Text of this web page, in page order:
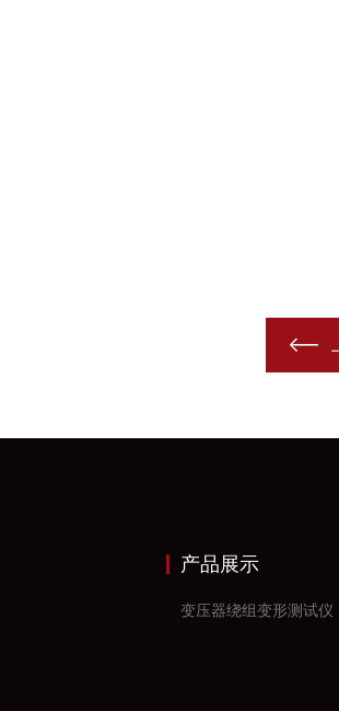
产品展示
变压器绕组变形测试仪